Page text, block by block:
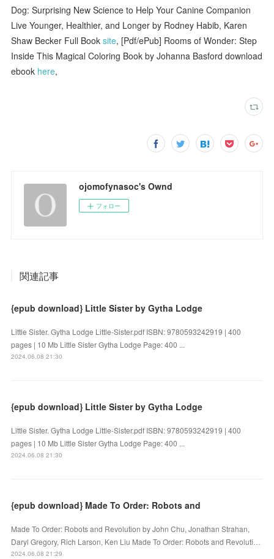
Dog: Surprising New Science to Help Your Canine Companion
Live Younger, Healthier, and Longer by Rodney Habib, Karen
Shaw Becker Full Booksite, [Pdf/ePub] Rooms of Wonder: Step
Inside This Magical Coloring Book by Johanna Basford download
ebook here,
ojomofynasoc's Ownd
フォロー
関連記事
{epub download} Little Sister by Gytha Lodge
Little Sister. Gytha Lodge Little-Sister.pdf ISBN: 9780593242919 | 400
pages | 10 Mb Little Sister Gytha Lodge Page: 400 ...
2024.06.08 21:30
{epub download} Little Sister by Gytha Lodge
Little Sister. Gytha Lodge Little-Sister.pdf ISBN: 9780593242919 | 400
pages | 10 Mb Little Sister Gytha Lodge Page: 400 ...
2024.06.08 21:30
{epub download} Made To Order: Robots and
Made To Order: Robots and Revolution by John Chu, Jonathan Strahan,
Daryl Gregory, Rich Larson, Ken Liu Made To Order: Robots and Revoluti…
2024.06.08 21:29